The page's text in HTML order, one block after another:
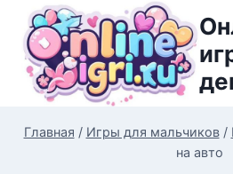
Перейти
содержимому
Главная / Игры для мальчиков /
на авто